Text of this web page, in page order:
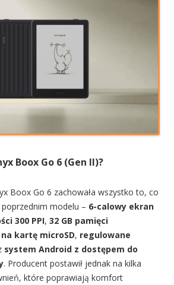
Boox Go 6 (Gen II)?
Boox Go 6 zachowała wszystko to, co
modelu – 6-calowy ekran
300 PPI, 32 GB pamięci
kartę microSD, regulowane
system Android z dostępem do
. Producent postawił jednak na kilka
które poprawiają komfort